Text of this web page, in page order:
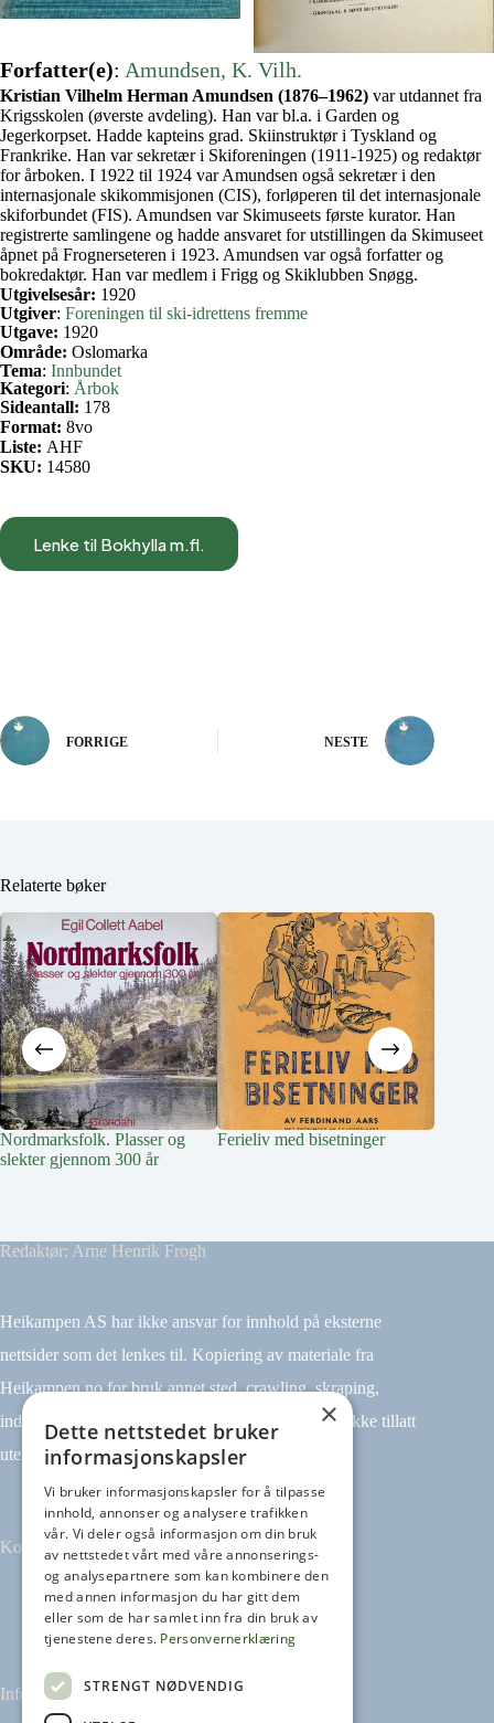
Forfatter(e): Amundsen, K. Vilh.
Kristian Vilhelm Herman Amundsen (1876–1962) var utdannet fra
Krigsskolen (øverste avdeling). Han var bl.a. i Garden og
Jegerkorpset. Hadde kapteins grad. Skiinstruktør i Tyskland og
Frankrike. Han var sekretær i Skiforeningen (1911-1925) og redaktør
for årboken. I 1922 til 1924 var Amundsen også sekretær i den
internasjonale skikommisjonen (CIS), forløperen til det internasjonale
skiforbundet (FIS). Amundsen var Skimuseets første kurator. Han
registrerte samlingene og hadde ansvaret for utstillingen da Skimuseet
åpnet på Frognerseteren i 1923. Amundsen var også forfatter og
bokredaktør. Han var medlem i Frigg og Skiklubben Snøgg.
Utgivelsesår: 1920
Utgiver: Foreningen til ski-idrettens fremme
Utgave: 1920
Område: Oslomarka
Tema: Innbundet
Kategori: Årbok
Sideantall: 178
Format: 8vo
Liste: AHF
SKU: 14580
Lenke til Bokhylla m.fl.
FORRIGE NESTE
Relaterte bøker
Nordmarksfolk. Plasser og
slekter gjennom 300 år
Ferieliv med bisetninger
Redaktør: Arne Henrik Frogh
Heikampen AS har ikke ansvar for innhold på eksterne
nettsider som det lenkes til. Kopiering av materiale fra
Heikampen.no for bruk annet sted, crawling, skraping,
indeksering (for eksempel tekst og datamining) er ikke tillatt
uten avtale.
Kontakt
Tilbakemeldinger
kontakt@heikampen.no
Informasjon
×
Dette nettstedet bruker
informasjonskapsler
Vi bruker informasjonskapsler for å tilpasse
innhold, annonser og analysere trafikken
vår. Vi deler også informasjon om din bruk
av nettstedet vårt med våre annonserings-
og analysepartnere som kan kombinere den
med annen informasjon du har gitt dem
eller som de har samlet inn fra din bruk av
tjenestene deres. Personvernerklæring
STRENGT NØDVENDIG